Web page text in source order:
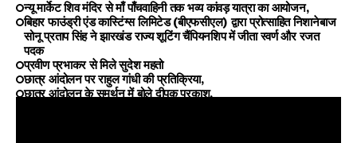
न्यू मार्केट शिव मंदिर से माँ पाँचवाहिनी तक भव्य कांवड़ यात्रा का आयोजन,
बिहार फाउंड्री एंड कास्टिंग्स लिमिटेड (बीएफसीएल) द्वारा प्रोत्साहित निशानेबाज
सोनू प्रताप सिंह ने झारखंड राज्य शूटिंग चैंपियनशिप में जीता स्वर्ण और रजत
पदक
प्रवीण प्रभाकर से मिले सुदेश महतो
छात्र आंदोलन पर राहुल गांधी की प्रतिक्रिया,
छात्र आंदोलन के समर्थन में बोले दीपक प्रकाश,